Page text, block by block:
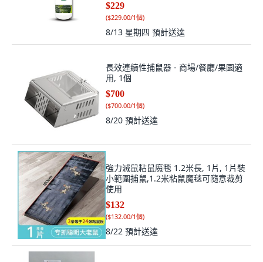
$229
($229.00/1個)
8/13 星期四 預計送達
長效連續性捕鼠器 - 商場/餐廳/果園適
用, 1個
$700
($700.00/1個)
8/20 預計送達
強力滅鼠粘鼠魔毯 1.2米長, 1片, 1片裝
小範圍捕鼠,1.2米粘鼠魔毯可隨意裁剪
使用
$132
($132.00/1個)
8/22 預計送達